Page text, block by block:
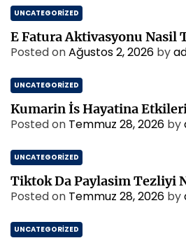
UNCATEGORIZED
E Fatura Aktivasyonu Nasil
Posted onAğustos 2, 2026 by
UNCATEGORIZED
Kumarin İs Hayatina
Posted on Temmuz 28, 2026 by
UNCATEGORIZED
Tiktok Da Paylasim Tezliyi
Posted on Temmuz 28, 2026 by
UNCATEGORIZED